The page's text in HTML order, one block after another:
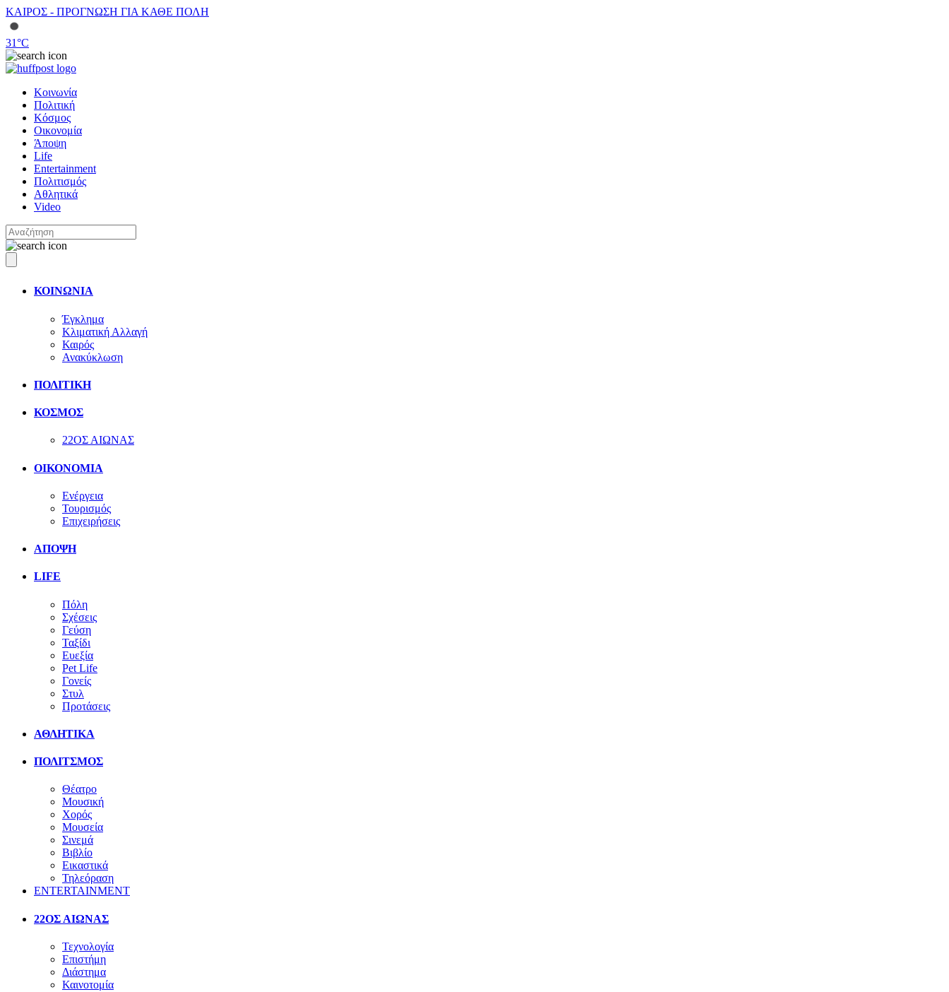
ΚΑΙΡΟΣ - ΠΡΟΓΝΩΣΗ ΓΙΑ ΚΑΘΕ ΠΟΛΗ
31°C
Κοινωνία
Πολιτική
Κόσμος
Οικονομία
Άποψη
Life
Entertainment
Πολιτισμός
Αθλητικά
Video
ΚΟΙΝΩΝΙΑ
Έγκλημα
Κλιματική Αλλαγή
Καιρός
Ανακύκλωση
ΠΟΛΙΤΙΚΗ
ΚΟΣΜΟΣ
22ΟΣ ΑΙΩΝΑΣ
ΟΙΚΟΝΟΜΙΑ
Ενέργεια
Τουρισμός
Επιχειρήσεις
ΑΠΟΨΗ
LIFE
Πόλη
Σχέσεις
Γεύση
Ταξίδι
Ευεξία
Pet Life
Γονείς
Στυλ
Προτάσεις
ΑΘΛΗΤΙΚΑ
ΠΟΛΙΤΣΜΟΣ
Θέατρο
Μουσική
Χορός
Μουσεία
Σινεμά
Βιβλίο
Εικαστικά
Τηλεόραση
ENTERTAINMENT
22ΟΣ ΑΙΩΝΑΣ
Τεχνολογία
Επιστήμη
Διάστημα
Καινοτομία